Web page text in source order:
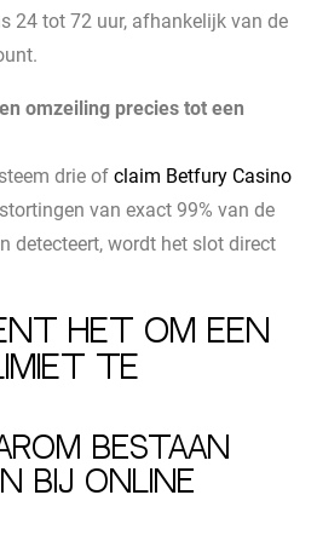
24 tot 72 uur, afhankelijk van de
omzeiling precies tot een
drie of claim Betfury Casino
van exact 99% van de
detecteert, wordt het slot direct
het om een
te
bestaan
bij online